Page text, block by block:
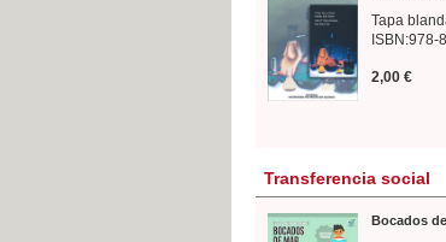
Tapa
ISBN:978-
2,00 €
Transferencia social
Bocados